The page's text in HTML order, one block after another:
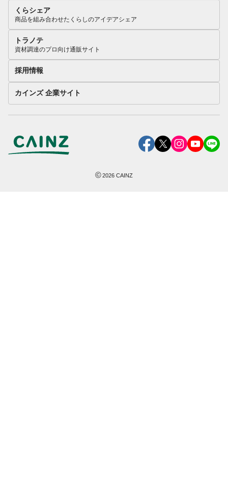
くらシェア
商品を組み合わせたくらしのアイデアシェア
トラノテ
資材調達のプロ向け通販サイト
採用情報
カインズ 企業サイト
©2026 CAINZ